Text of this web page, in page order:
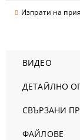
Изпрати на
ВИДЕО
ДЕТАЙЛНО
СВЪРЗАНИ
ФАЙЛОВЕ